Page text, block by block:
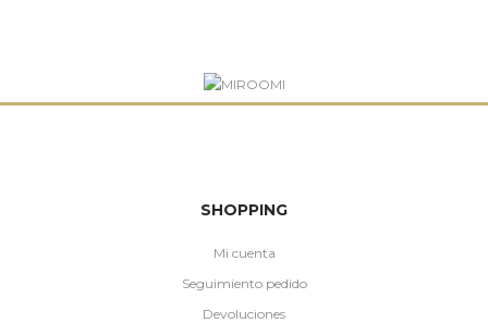
SHOPPING
Mi cuenta
Seguimiento pedido
Devoluciones